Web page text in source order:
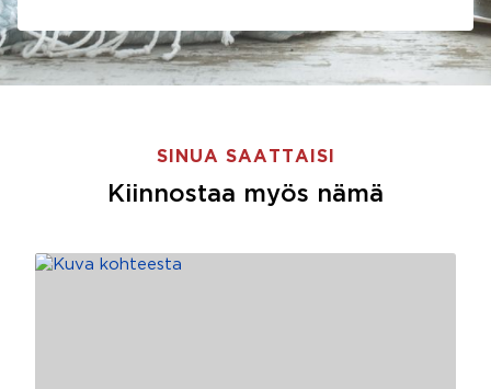
SINUA SAATTAISI
Kiinnostaa myös nämä